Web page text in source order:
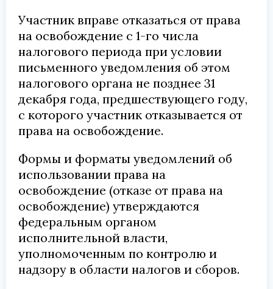
Участник вправе отказаться от права
на освобождение с 1-го числа
налогового периода при условии
письменного уведомления об этом
налогового органа не позднее 31
декабря года, предшествующего году,
с которого участник отказывается от
права на освобождение.
Формы и форматы уведомлений об
использовании права на
освобождение (отказе от права на
освобождение) утверждаются
федеральным органом
исполнительной власти,
уполномоченным по контролю и
надзору в области налогов и сборов.